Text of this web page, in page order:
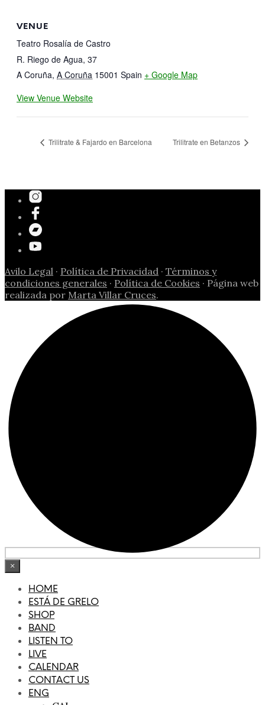
VENUE
Teatro Rosalía de Castro
R. Riego de Agua, 37
A Coruña, A Coruña 15001 Spain + Google Map
View Venue Website
Trilitrate & Fajardo en Barcelona Trilitrate en Betanzos
Avilo Legal · Política de Privacidad · Términos y
condiciones generales · Política de Cookies · Página web
realizada por Marta Villar Cruces.
×
HOME
ESTÁ DE GRELO
SHOP
BAND
LISTEN TO
LIVE
CALENDAR
CONTACT US
ENG